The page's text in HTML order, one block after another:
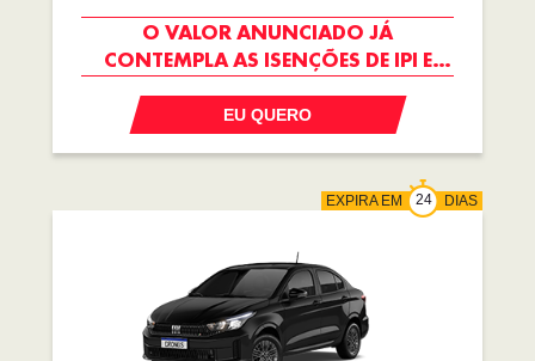
O VALOR ANUNCIADO JÁ
CONTEMPLA AS ISENÇÕES DE IPI E
EU QUERO
EXPIRA EM DIAS